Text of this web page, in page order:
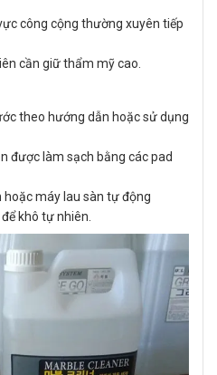
công cộng thường xuyên tiếp
cần giữ thẩm mỹ cao.
theo hướng dẫn hoặc sử dụng
được làm sạch bằng các pad
hoặc máy lau sàn tự động
khô tự nhiên.